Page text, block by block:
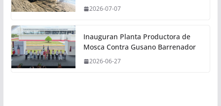
2026-07-07
Inauguran Planta Productora de
Mosca Contra Gusano Barrenador
2026-06-27